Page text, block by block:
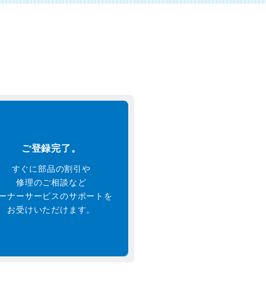
ご登録完了。
すぐに部品の割引や
修理のご相談など
ナーサービスのサポートを
お受けいただけます。